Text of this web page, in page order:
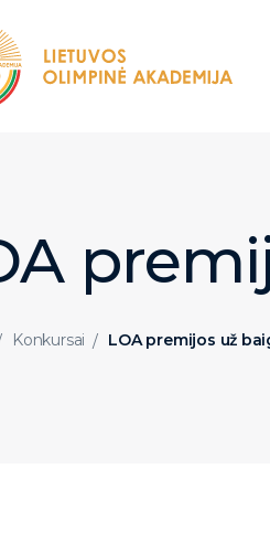
Konkursai LOA premijos už